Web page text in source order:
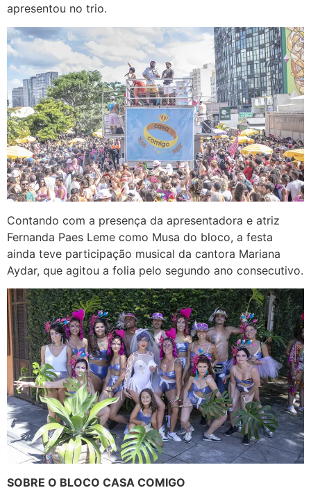
apresentou no trio.
Contando com a presença da apresentadora e atriz
Fernanda Paes Leme como Musa do bloco, a festa
ainda teve participação musical da cantora Mariana
Aydar, que agitou a folia pelo segundo ano consecutivo.
SOBRE O BLOCO CASA COMIGO